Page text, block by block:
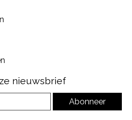
nieuwsbrief
Abonneer